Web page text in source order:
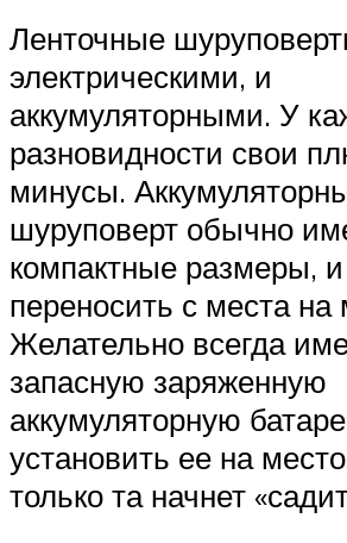
Ленточные
электрическими, и
аккумуляторными. У
разновидности свои
минусы.
шуруповерт обычно
компактные размеры, и
переносить с места на
Желательно всегда
запасную заряженную
аккумуляторную
установить ее на
только та начнет